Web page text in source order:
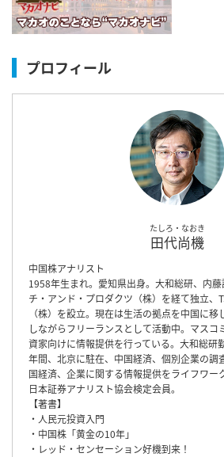
プロフィール
たしろ・なおき
田代尚機
中国株アナリスト
1958年生まれ。愛知県出身。大和総研、内
チ・アンド・プロダクツ（株）を経て独立、
（株）を設立。現在は生活の拠点を中国に
しながらフリーランスとして活動中。マスコ
資家向けに情報提供を行っている。大和総研
年間、北京に駐在、中国経済、個別企業の調
国経済、企業に関する情報提供をライフワー
日本証券アナリスト協会検定会員。
【著書】
・人民元投資入門
・中国株「黄金の10年」
・レッド・センセーション好機到来！